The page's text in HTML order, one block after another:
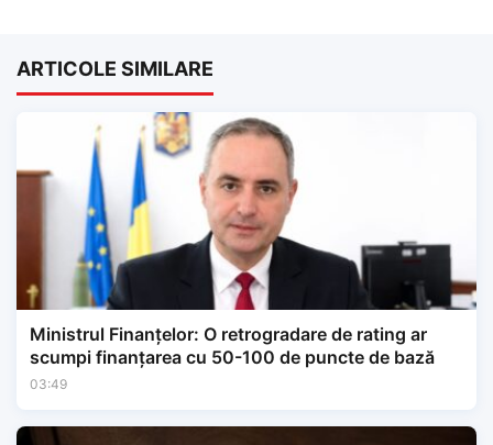
ARTICOLE SIMILARE
Ministrul Finanțelor: O retrogradare de rating ar
scumpi finanțarea cu 50-100 de puncte de bază
03:49